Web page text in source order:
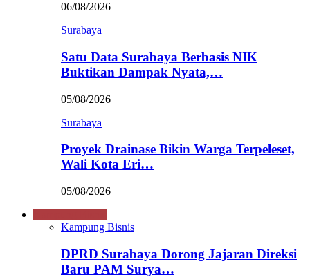
06/08/2026
Surabaya
Satu Data Surabaya Berbasis NIK
Buktikan Dampak Nyata,…
05/08/2026
Surabaya
Proyek Drainase Bikin Warga Terpeleset,
Wali Kota Eri…
05/08/2026
Kampung Bisnis
DPRD Surabaya Dorong Jajaran Direksi
Baru PAM Surya…